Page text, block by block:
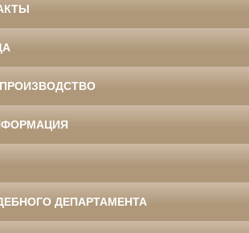
ДЕПАРТАМЕНТА